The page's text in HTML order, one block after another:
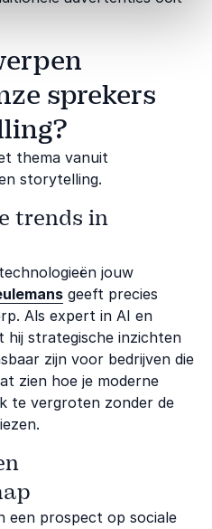
sprekers
thema vanuit
storytelling.
trends in
jouw
geeft precies
Als expert in AI en
hij strategische inzichten
zijn voor bedrijven die
zien hoe je moderne
te vergroten zonder de
een prospect op sociale